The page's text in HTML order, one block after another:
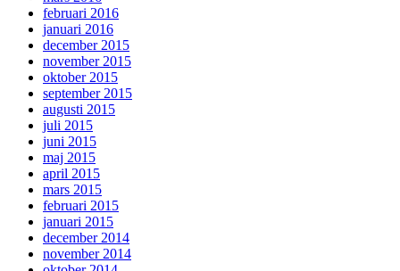
februari 2016
januari 2016
december 2015
november 2015
oktober 2015
september 2015
augusti 2015
juli 2015
juni 2015
maj 2015
april 2015
mars 2015
februari 2015
januari 2015
december 2014
november 2014